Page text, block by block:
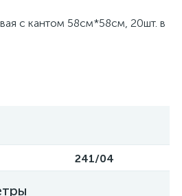
с кантом 58см*58см, 20шт. в
241/04